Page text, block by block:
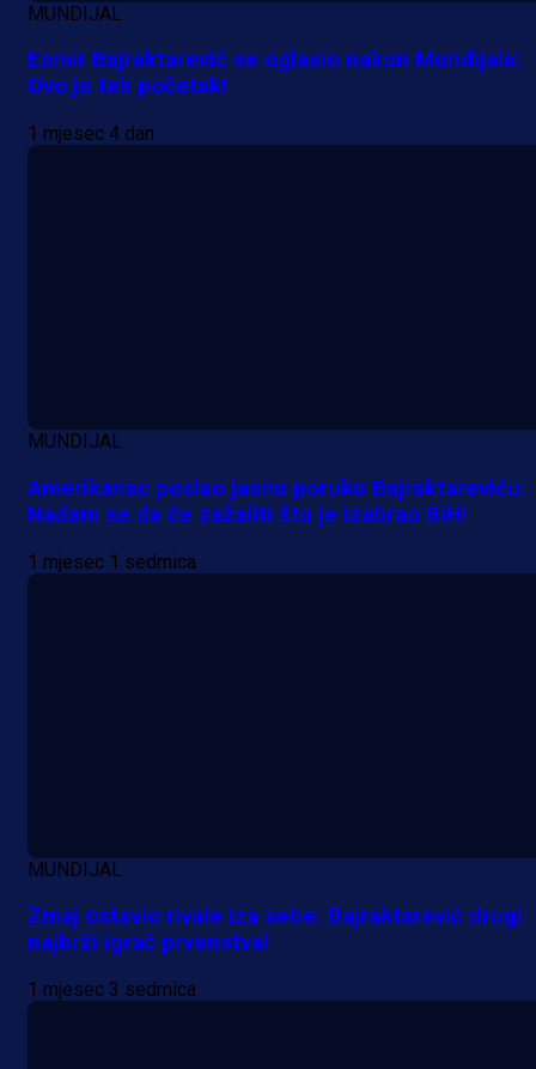
14 h 16 min
A Selekcija
Pogledajte gol: Tabaković zabio
trijumf Salzburga u Evropskoj ligi!
MUNDIJAL
Esmir Bajraktarević se oglasio nakon Mundijala:
Ovo je tek početak!
1 mjesec 4 dan
MUNDIJAL
Amerikanac poslao jasnu poruku Bajraktareviću:
Nadam se da će zažaliti što je izabrao BiH!
1 mjesec 1 sedmica
MUNDIJAL
Zmaj ostavio rivale iza sebe: Bajraktarević drugi
najbrži igrač prvenstva!
1 mjesec 3 sedmica